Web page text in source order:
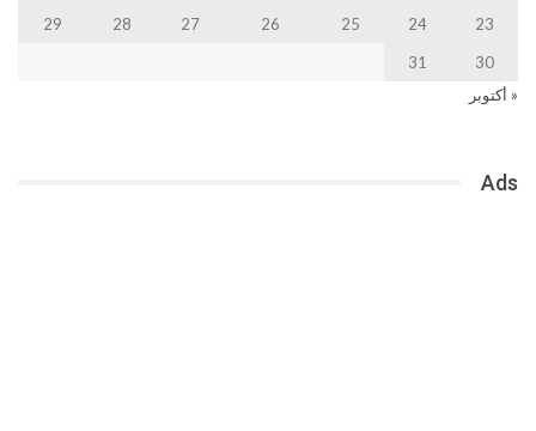
23
24
25
26
27
28
29
30
31
« أكتوبر
Ads